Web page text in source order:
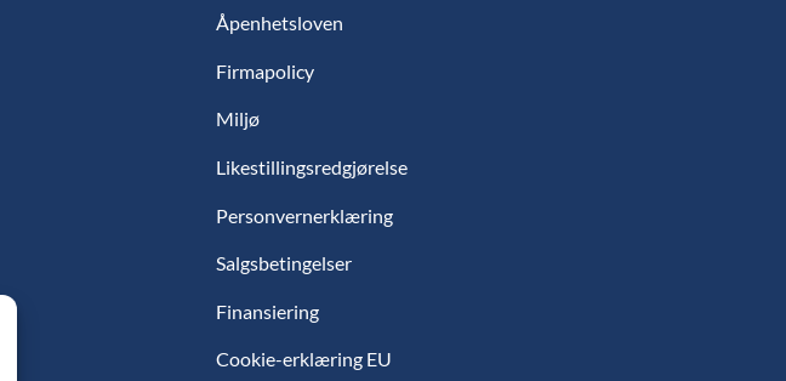
Åpenhetsloven
Firmapolicy
Miljø
Likestillingsredgjørelse
Personvernerklæring
Salgsbetingelser
Finansiering
Cookie-erklæring EU